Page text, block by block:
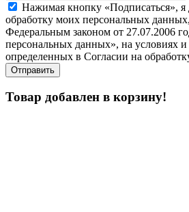
Нажимая кнопку «Подписаться», я
обработку моих персональных
Федеральным законом от 27.07.2006
персональных данных», на условиях и
определенных в Согласии на
Товар добавлен в корзину!